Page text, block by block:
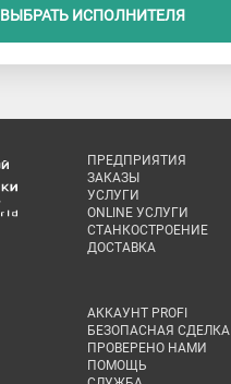
ВЫБРАТЬ ИСПОЛНИТЕЛЯ
ПРЕДПРИЯТИЯ
ЗАКАЗЫ
УСЛУГИ
ONLINE УСЛУГИ
СТАНКОСТРОЕНИЕ
ДОСТАВКА
АККАУНТ PROFI
БЕЗОПАСНАЯ СДЕЛКА
ПРОВЕРЕНО НАМИ
ПОМОЩЬ